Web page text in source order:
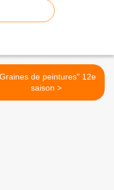
de peintures" 12e
saison >